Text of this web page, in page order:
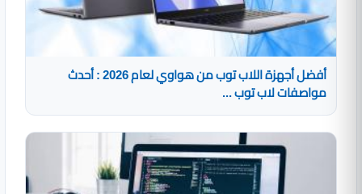
أفضل أجهزة اللاب توب من هواوي لعام 2026 : أحدث
مواصفات لاب توب ...